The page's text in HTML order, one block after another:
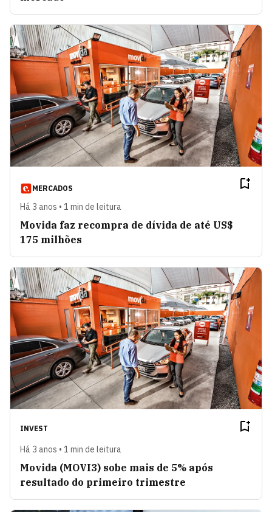
MERCADOS
Há 3 anos • 1 min de leitura
Movida faz recompra de dívida de até US$
175 milhões
INVEST
Há 3 anos • 1 min de leitura
Movida (MOVI3) sobe mais de 5% após
resultado do primeiro trimestre